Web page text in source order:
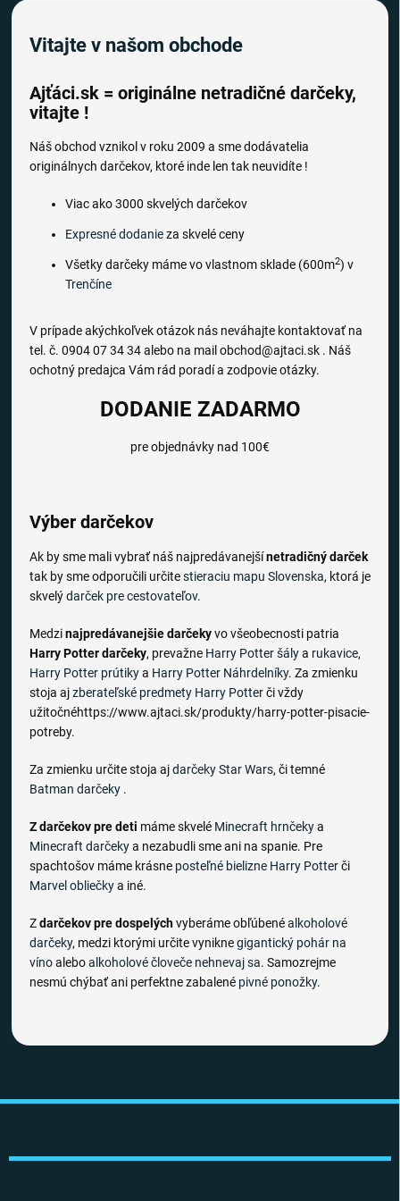
Vitajte v našom obchode
Ajťáci.sk = originálne netradičné darčeky,
vitajte !
Náš obchod vznikol v roku 2009 a sme dodávatelia
originálnych darčekov, ktoré inde len tak neuvidíte !
Viac ako 3000 skvelých darčekov
Expresné dodanieza skvelé ceny
Všetky darčeky máme vo vlastnom sklade (600m2) v
Trenčíne
V prípade akýchkoľvek otázok nás neváhajte kontaktovať na
tel. č. 0904 07 34 34 alebo na mail obchod@ajtaci.sk . Náš
ochotný predajca Vám rád poradí a zodpovie otázky.
DODANIE ZADARMO
pre objednávky nad 100€
Výber darčekov
Ak by sme mali vybrať náš najpredávanejšínetradičný darček
tak by sme odporučili určitestieraciu mapu Slovenska, ktorá je
skvelýdarček pre cestovateľov.
Medzinajpredávanejšie darčekyvo všeobecnosti patria
Harry Potter darčeky, prevažne Harry Potter šálya rukavice,
Harry Potter prútikya Harry Potter Náhrdelníky. Za zmienku
stoja ajzberateľské predmety Harry Potterči vždy
užitočnéhttps://www.ajtaci.sk/produkty/harry-potter-pisacie-
potreby.
Za zmienku určite stoja ajdarčeky Star Wars, či temné
Batman darčeky .
Z darčekov pre deti máme skvelé Minecraft hrnčekya
Minecraft darčekya nezabudli sme ani na spanie. Pre
spachtošov máme krásne posteľné bielizne Harry Potterči
Marvel obliečkya iné.
Zdarčekov pre dospelýchvyberáme obľúbenéalkoholové
darčeky, medzi ktorými určite vyniknegigantický pohár na
vínoaleboalkoholové človeče nehnevaj sa. Samozrejme
nesmú chýbať ani perfektne zabalené pivné ponožky.